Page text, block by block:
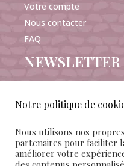
Votre compte
Nous contacter
FAQ
NEWSLETTER
J'accepte de recevoir
d’édition et confirme
Notre politique de
Nous utilisons nos
partenaires pour faciliter
améliorer votre